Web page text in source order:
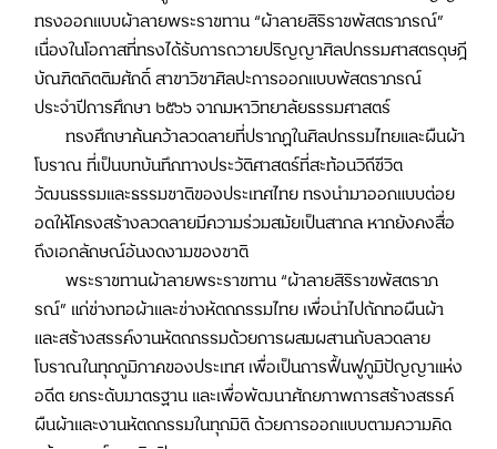
ทรงออกแบบผ้าลายพระราชทาน “ผ้าลายสิริราชพัสตราภรณ์”
เนื่องในโอกาสที่ทรงได้รับการถวายปริญญาศิลปกรรมศาสตรดุษฎี
บัณฑิตกิตติมศักดิ์ สาขาวิชาศิลปะการออกแบบพัสตราภรณ์
ประจำปีการศึกษา ๒๕๖๖ จากมหาวิทยาลัยธรรมศาสตร์
ทรงศึกษาค้นคว้าลวดลายที่ปรากฏในศิลปกรรมไทยและผืนผ้า
โบราณ ที่เป็นบทบันทึกทางประวัติศาสตร์ที่สะท้อนวิถีชีวิต
วัฒนธรรมและธรรมชาติของประเทศไทย ทรงนำมาออกแบบต่อย
อดให้โครงสร้างลวดลายมีความร่วมสมัยเป็นสากล หากยังคงสื่อ
ถึงเอกลักษณ์อันงดงามของชาติ
พระราชทานผ้าลายพระราชทาน “ผ้าลายสิริราชพัสตราภ
รณ์” แก่ช่างทอผ้าและช่างหัตถกรรมไทย เพื่อนำไปถักทอผืนผ้า
และสร้างสรรค์งานหัตถกรรมด้วยการผสมผสานกับลวดลาย
โบราณในทุกภูมิภาคของประเทศ เพื่อเป็นการฟื้นฟูภูมิปัญญาแห่ง
อดีต ยกระดับมาตรฐาน และเพื่อพัฒนาศักยภาพการสร้างสรรค์
ผืนผ้าและงานหัตถกรรมในทุกมิติ ด้วยการออกแบบตามความคิด